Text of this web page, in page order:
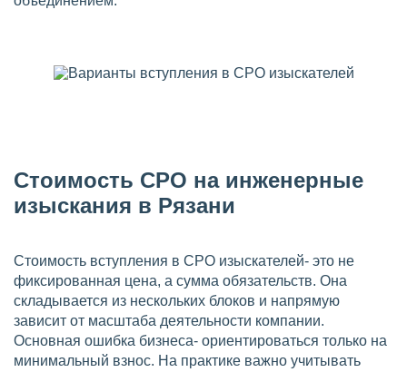
Стоимость СРО на инженерные
изыскания в Рязани
Стоимость вступления в СРО изыскателей- это не
фиксированная цена, а сумма обязательств. Она
складывается из нескольких блоков и напрямую
зависит от масштаба деятельности компании.
Основная ошибка бизнеса- ориентироваться только на
минимальный взнос. На практике важно учитывать